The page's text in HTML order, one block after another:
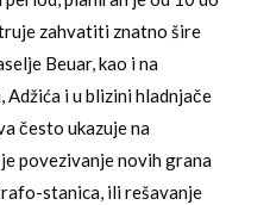
zahvatiti znatno šire
Beuar, kao i na
i u blizini hladnjače
često ukazuje na
povezivanje novih grana
stanica, ili rešavanje